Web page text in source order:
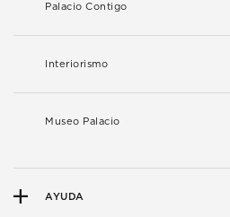
Palacio Contigo
Interiorismo
Museo Palacio
AYUDA